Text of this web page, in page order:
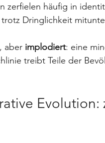
zerfielen häufig in
Dringlichkeit
aber implodiert: eine
treibt Teile der